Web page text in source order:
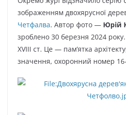
зображенням двохярусної
Четфалва. Автор фото — Юрій
зроблено 30 березня 2024
XVIII ст. Це — пам’ятка
значення, охоронний номер